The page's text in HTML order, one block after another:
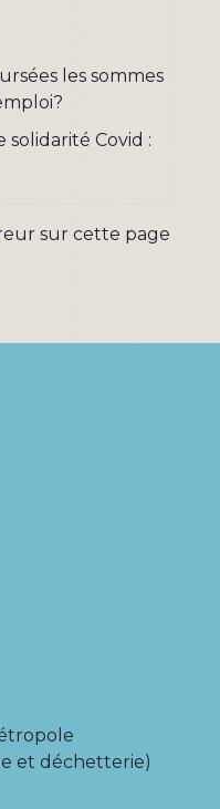
les sommes
Covid :
sur cette page
et déchetterie)